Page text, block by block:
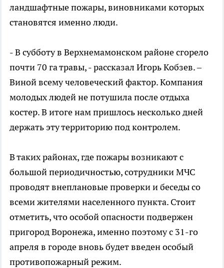
ландшафтные пожары, виновниками которых
становятся именно люди.
- В субботу в Верхнемамонском районе сгорело
почти 70 га травы, - рассказал Игорь Кобзев. –
Виной всему человеческий фактор. Компания
молодых людей не потушила после отдыха
костер. В итоге нам пришлось несколько дней
держать эту территорию под контролем.
В таких районах, где пожары возникают с
большой периодичностью, сотрудники МЧС
проводят внеплановые проверки и беседы со
всеми жителями населенного пункта. Стоит
отметить, что особой опасности подвержен
пригород Воронежа, именно поэтому с 31-го
апреля в городе вновь будет введен особый
противопожарный режим.